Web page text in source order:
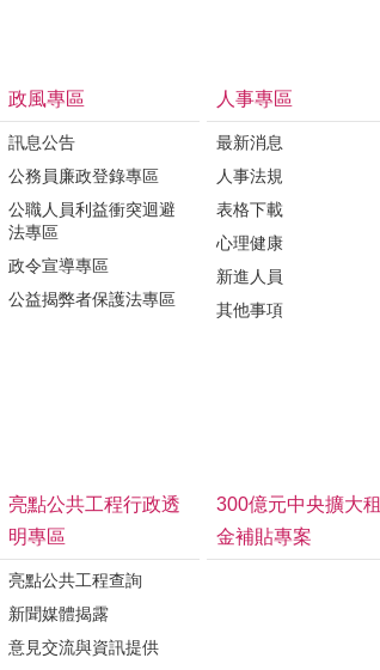
政風專區
訊息公告
公務員廉政登錄專區
公職人員利益衝突迴避
法專區
政令宣導專區
公益揭弊者保護法專區
人事專區
最新消息
人事法規
表格下載
心理健康
新進人員
其他事項
亮點公共工程行政透
明專區
亮點公共工程查詢
新聞媒體揭露
意見交流與資訊提供
300億元中央擴大租
金補貼專案